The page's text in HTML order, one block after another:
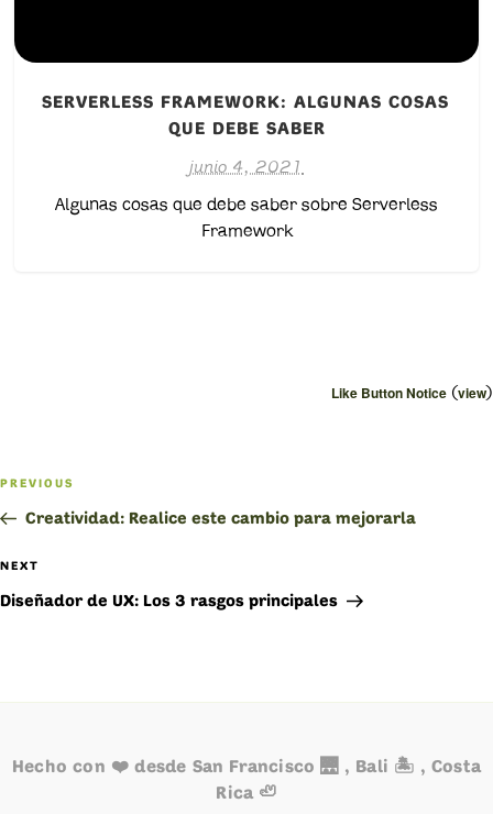
SERVERLESS FRAMEWORK: ALGUNAS COSAS
QUE DEBE SABER
junio 4, 2021
Algunas cosas que debe saber sobre Serverless
Framework
Like Button Notice (view)
Navegación
de
entradas
Previous
Post
PREVIOUS
Creatividad: Realice este cambio para mejorarla
Next
Post
NEXT
Diseñador de UX: Los 3 rasgos principales
Hecho con ❤️ desde San Francisco 🌉 , Bali 🏝️ , Costa
Rica 🦥